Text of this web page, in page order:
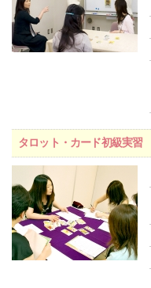
タロット・カード初級実習